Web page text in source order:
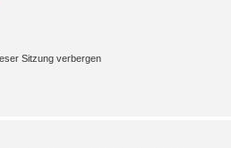
Sitzung verbergen